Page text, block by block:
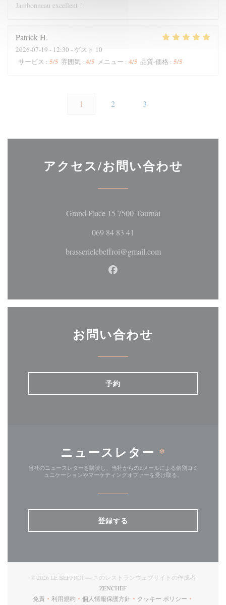
Jambonneau excellent !
Patrick H
2026-07-19 - 12:30 - ゲスト 10
サービス : 5/5 雰囲気 : 4/5 メニュー : 4/5 品質-価格 : 5/5
1 2 3
アクセス/お問い合わせ
Grand Place 15 7500 Tournai((新しいウィンド
069 84 83 41
brasserielebeffroi@gmail.com
Facebook ((新しいウィンド
お問い合わせ
予約
ニュースレター *
当社のニュースレターを購読し、当社からのEメールによる個別コミ
ュニケーションやマーケティングオファーを受け取る。
登録する
© 2026 LE BEFFROI — このレストランウェブサイトの作成者
ZENCHEF((新しいウィンドウで開きます))
免責
((新しいウィンドウで開きます))
利用規約
((新しいウィンドウで開きます))
個人情報保護方針
((新しいウィンドウで開きます))
クッキー ポリシー
((新しいウィンドウで